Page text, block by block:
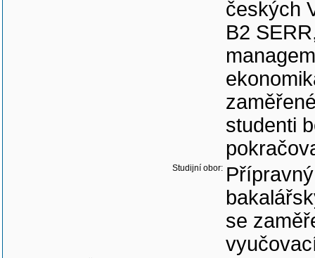
českých
B2
studenti
Studijní obor:
se